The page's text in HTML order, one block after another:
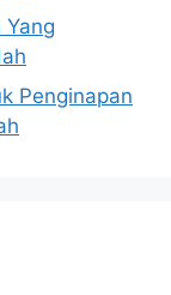
Penginapan